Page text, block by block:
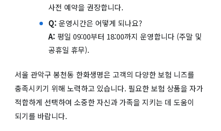
사전 예약을 권장합니다.
Q: 운영시간은 어떻게 되나요?
A: 평일 09:00부터 18:00까지 운영합니다 (주말 및
공휴일 휴무).
서울 관악구 봉천동 한화생명은 고객의 다양한 보험 니즈를
충족시키기 위해 노력하고 있습니다. 필요한 보험 상품을 자가
적합하게 선택하여 소중한 자신과 가족을 지키는 데 도움이
되기를 바랍니다.